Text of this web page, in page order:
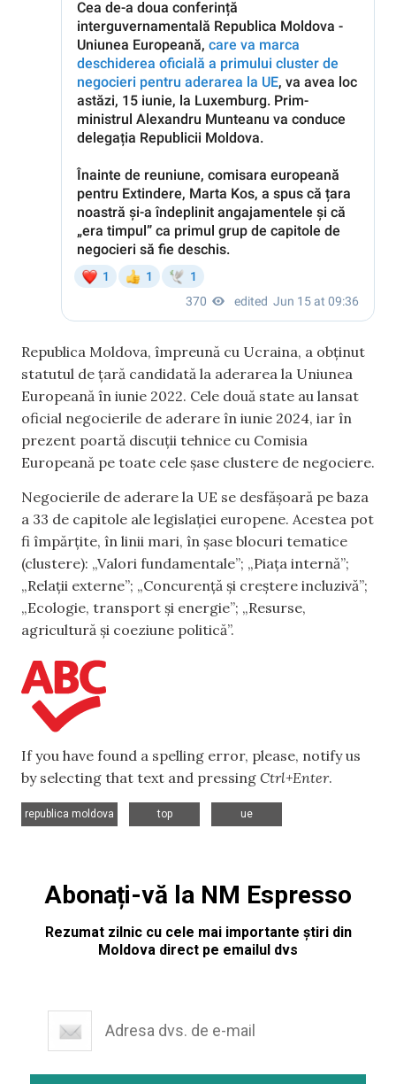
Republica Moldova, împreună cu Ucraina, a obținut
statutul de țară candidată la aderarea la Uniunea
Europeană în iunie 2022. Cele două state au lansat
oficial negocierile de aderare în iunie 2024, iar în
prezent poartă discuții tehnice cu Comisia
Europeană pe toate cele șase clustere de negociere.
Negocierile de aderare la UE se desfășoară pe baza
a 33 de capitole ale legislației europene. Acestea pot
fi împărțite, în linii mari, în șase blocuri tematice
(clustere): „Valori fundamentale”; „Piața internă”;
„Relații externe”; „Concurență și creștere incluzivă”;
„Ecologie, transport și energie”; „Resurse,
agricultură și coeziune politică”.
If you have found a spelling error, please, notify us
by selecting that text and pressing Ctrl+Enter.
republica moldova
top
ue
Abonați-vă la NM Espresso
Rezumat zilnic cu cele mai importante știri din
Moldova direct pe emailul dvs